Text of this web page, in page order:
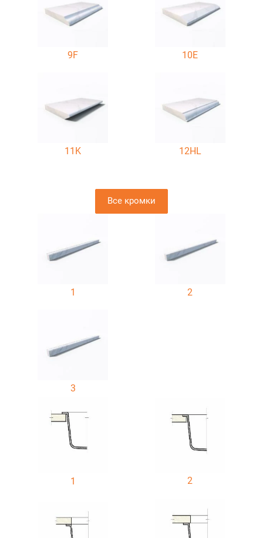
9F 10E
11K 12HL
Все кромки
1 2
3
1 2